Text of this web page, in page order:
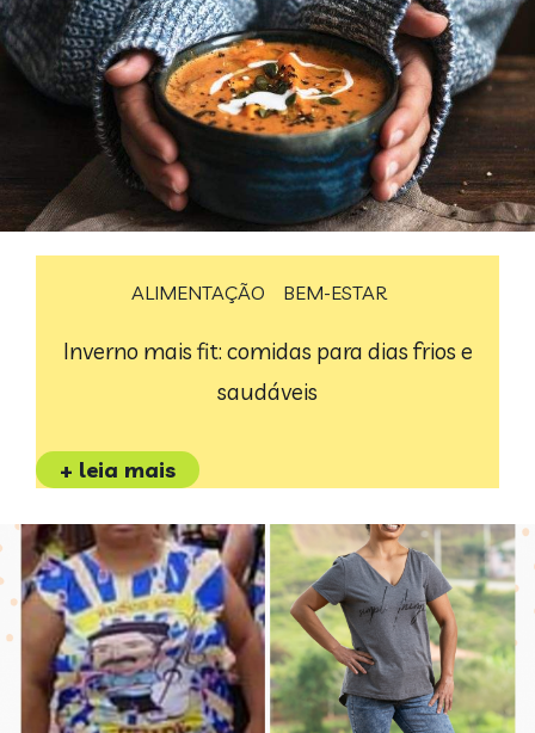
ALIMENTAÇÃO BEM-ESTAR
Inverno mais fit: comidas para dias frios e
saudáveis
+ leia mais